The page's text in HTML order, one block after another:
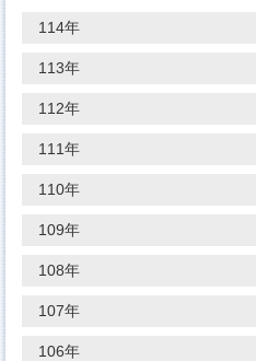
114年
113年
112年
111年
110年
109年
108年
107年
106年